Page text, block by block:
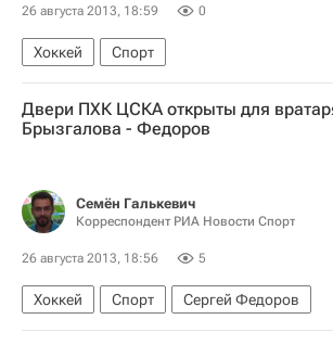
26 августа 2013, 18:59 0
Хоккей
Спорт
Мультимедийный спортивный пакет
Зинэтула Билялетдинов
Еврохоккейтур
Двери ПХК ЦСКА открыты для
Брызгалова - Федоров
Семён Галькевич
Корреспондент РИА Новости Спорт
26 августа 2013, 18:56 5
Хоккей Спорт
Сергей Федоров
КХЛ 2025-2026
ЦСКА Илья